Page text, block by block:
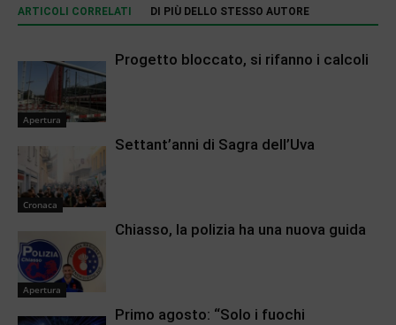
ARTICOLI CORRELATI DI PIÙ DELLO STESSO AUTORE
Apertura
Progetto bloccato, si rifanno i calcoli
Cronaca
Settant’anni di Sagra dell’Uva
Apertura
Chiasso, la polizia ha una nuova guida
Primo agosto: “Solo i fuochi